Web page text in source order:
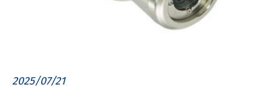
2025/07/21